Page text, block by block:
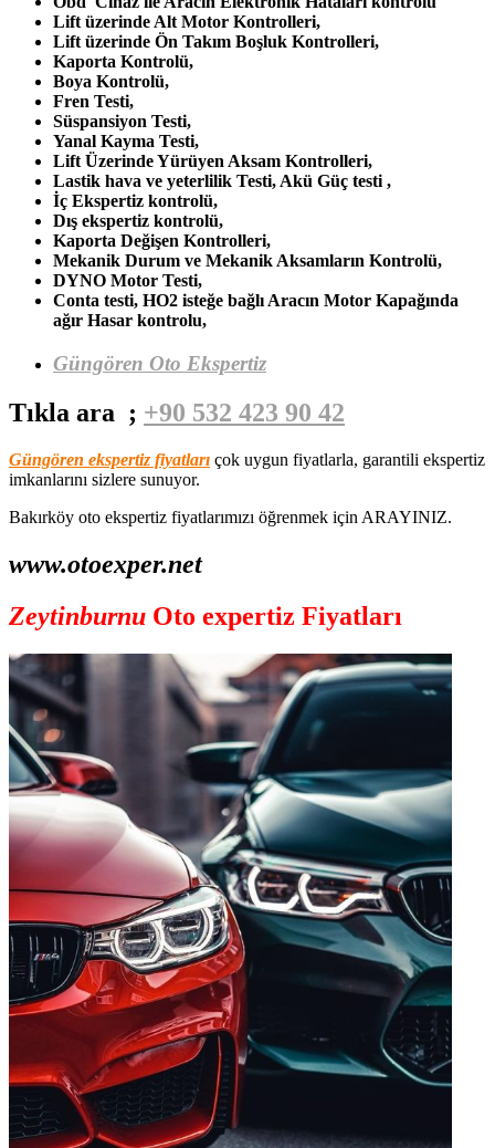
Lift üzerinde Alt Motor Kontrolleri,
Lift üzerinde Ön Takım Boşluk Kontrolleri,
Kaporta Kontrolü,
Boya Kontrolü,
Fren Testi,
Süspansiyon Testi,
Yanal Kayma Testi,
Lift Üzerinde Yürüyen Aksam Kontrolleri,
Lastik hava ve yeterlilik Testi, Akü Güç testi ,
İç Ekspertiz kontrolü,
Dış ekspertiz kontrolü,
Kaporta Değişen Kontrolleri,
Mekanik Durum ve Mekanik Aksamların Kontrolü,
DYNO Motor Testi,
Conta testi, HO2 isteğe bağlı Aracın Motor Kapağında
ağır Hasar kontrolu,
Güngören Oto Ekspertiz
Tıkla ara ; +90 532 423 90 42
Güngören ekspertiz fiyatları çok uygun fiyatlarla, garantili ekspertiz
imkanlarını sizlere sunuyor.
Bakırköy oto ekspertiz fiyatlarımızı öğrenmek için ARAYINIZ.
www.otoexper.net
Zeytinburnu Oto expertiz Fiyatları